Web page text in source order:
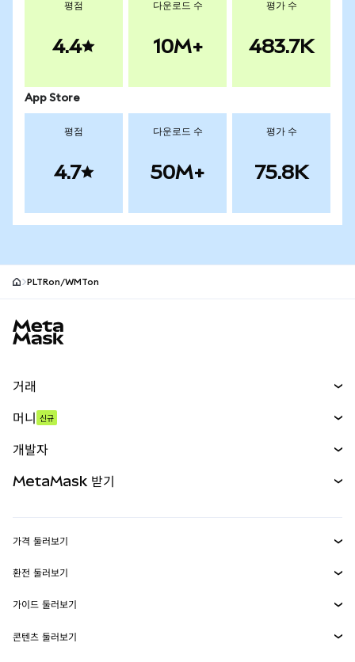
평점
4.4
다운로드 수
10M+
평가 수
483.7K
App Store
평점
4.7
다운로드 수
50M+
평가 수
75.8K
PLTRon/WMTon
거래
무기한 선물
실물자산
머니 신규
개발자
MetaMask Connect
Snaps
웹3 서비스
MetaMask 받기
보안
고객 지원
가격 둘러보기
이더리움 가격
솔라나 가격
환전 둘러보기
ETH를 USD로 환전
USDT를 INR로 환전
가이드 둘러보기
ETH 매수
콘텐츠 둘러보기